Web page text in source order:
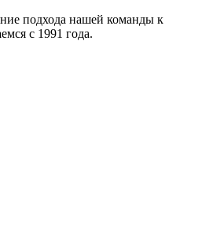
подхода нашей команды к
с 1991 года.